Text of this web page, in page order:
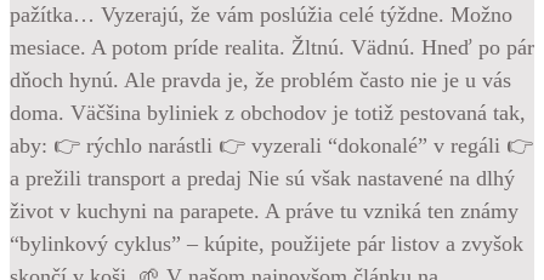
pažítka… Vyzerajú, že vám poslúžia celé týždne. Možno
mesiace. A potom príde realita. Žltnú. Vädnú. Hneď po pár
dňoch hynú. Ale pravda je, že problém často nie je u vás
doma. Väčšina byliniek z obchodov je totiž pestovaná tak,
aby: 👉 rýchlo narástli 👉 vyzerali “dokonalé” v regáli 👉
a prežili transport a predaj Nie sú však nastavené na dlhý
život v kuchyni na parapete. A práve tu vzniká ten známy
“bylinkový cyklus” – kúpite, použijete pár listov a zvyšok